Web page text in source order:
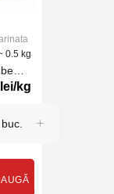
0.5 kg
in sos
kg